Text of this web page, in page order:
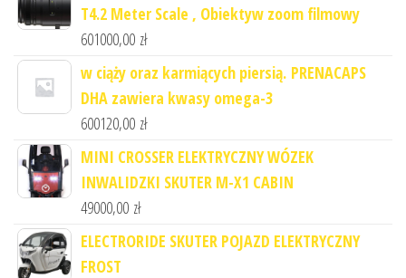
T4.2 Meter Scale , Obiektyw zoom filmowy
601000,00 zł
w ciąży oraz karmiących piersią. PRENACAPS
DHA zawiera kwasy omega-3
600120,00 zł
MINI CROSSER ELEKTRYCZNY WÓZEK
INWALIDZKI SKUTER M-X1 CABIN
49000,00 zł
ELECTRORIDE SKUTER POJAZD ELEKTRYCZNY
FROST